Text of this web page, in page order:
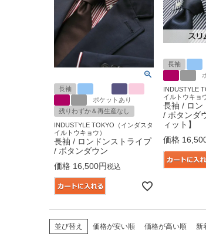
長袖
ポケットあり
残りわずか＆再生産なし
INDUSTYLE TOKYO（インダスタ
イルトウキョウ）
長袖 / ロンドンストライプ
/ ボタンダウン
価格 16,500 税込
長袖
INDUSTYLE
イルトウキョ
長袖 / ロン
/ ボタンダ
ィット】
価格
並び替え 価格が安い順 価格が高い順 新